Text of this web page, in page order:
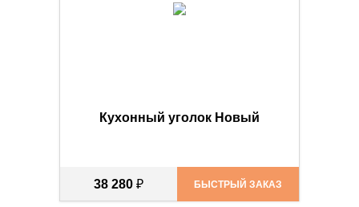
Кухонный уголок Новый
38 280 ₽ БЫСТРЫЙ ЗАКАЗ